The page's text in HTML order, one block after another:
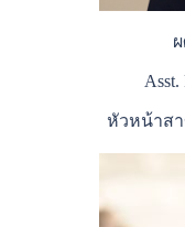
Asst.
หัวหน้าส